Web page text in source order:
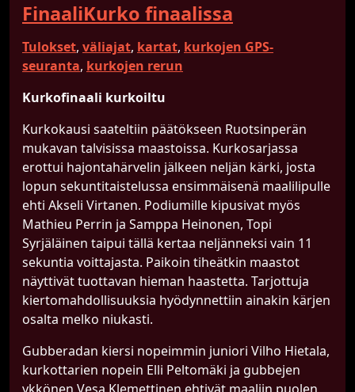
FinaaliKurko finaalissa
Tulokset, väliajat, kartat, kurkojen GPS-
seuranta, kurkojen rerun
Kurkofinaali kurkoiltu
Kurkokausi saateltiin päätökseen Ruotsinperän
mukavan talvisissa maastoissa. Kurkosarjassa
erottui hajontahärvelin jälkeen neljän kärki, josta
lopun sekuntitaistelussa ensimmäisenä maalilipulle
ehti Akseli Virtanen. Podiumille kipusivat myös
Mathieu Perrin ja Samppa Heinonen, Topi
Syrjäläinen taipui tällä kertaa neljänneksi vain 11
sekuntia voittajasta. Paikoin tiheätkin maastot
näyttivät tuottavan hieman haastetta. Tarjottuja
kiertomahdollisuuksia hyödynnettiin ainakin kärjen
osalta melko niukasti.
Gubberadan kiersi nopeimmin juniori Vilho Hietala,
kurkottarien nopein Elli Peltomäki ja gubbejen